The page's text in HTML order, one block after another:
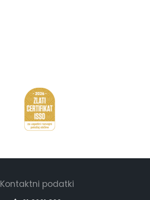
Kontaktni podatki